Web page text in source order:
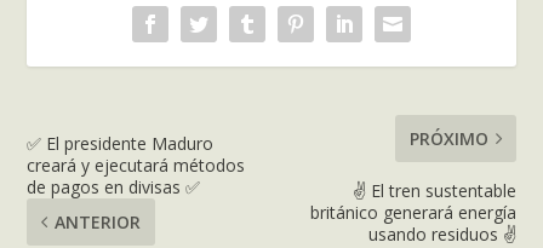
✅ El presidente Maduro
creará y ejecutará métodos
de pagos en divisas ✅
ANTERIOR
PRÓXIMO
✌️ El tren sustentable
británico generará energía
usando residuos ✌️